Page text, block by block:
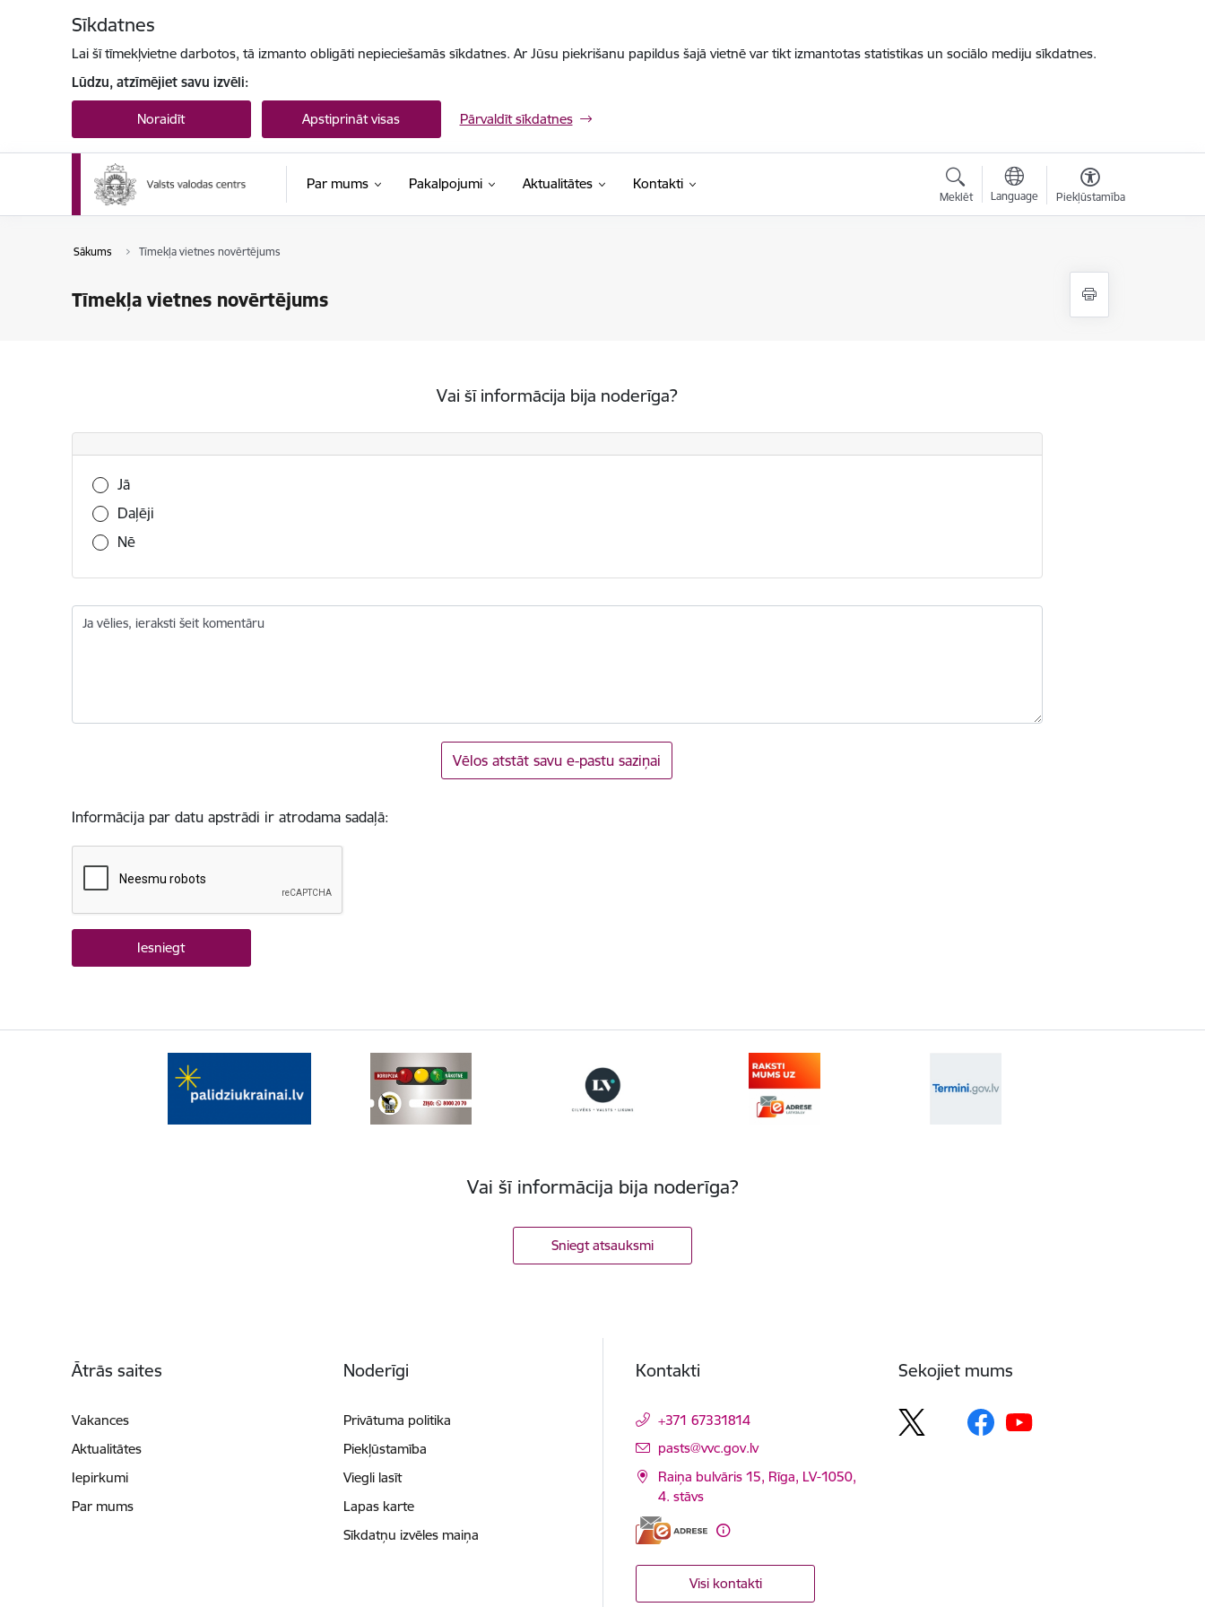
Sīkdatnes
Lai šī tīmekļvietne darbotos, tā izmanto obligāti nepieciešamās sīkdatnes. Ar Jūsu piekrišanu papildus šajā vietnē var tikt izmantotas statistikas un sociālo mediju sīkdatnes.
Lūdzu, atzīmējiet savu izvēli:
Noraidīt Apstiprināt visas Pārvaldīt sīkdatnes
Par mums Pakalpojumi Aktualitātes Kontakti
Meklēt Language Piekļūstamība
Sākums Tīmekļa vietnes novērtējums
Tīmekļa vietnes novērtējums
Vai šī informācija bija noderīga?
Vai šī informācija bija noderīga?
Jā
Daļēji
Nē
Ja vēlies, ieraksti šeit komentāru
Vēlos atstāt savu e-pastu saziņai
Informācija par datu apstrādi ir atrodama sadaļā:
Vai šī informācija bija noderīga?
Sniegt atsauksmi
Ātrās saites
Vakances
Aktualitātes
Iepirkumi
Par mums
Noderīgi
Privātuma politika
Piekļūstamība
Viegli lasīt
Lapas karte
Sīkdatņu izvēles maiņa
Kontakti
+371 67331814
E-pasts:
pasts@vvc.gov.lv
Raiņa bulvāris 15, Rīga, LV-1050,
4. stāvs
Visi kontakti
Sekojiet mums